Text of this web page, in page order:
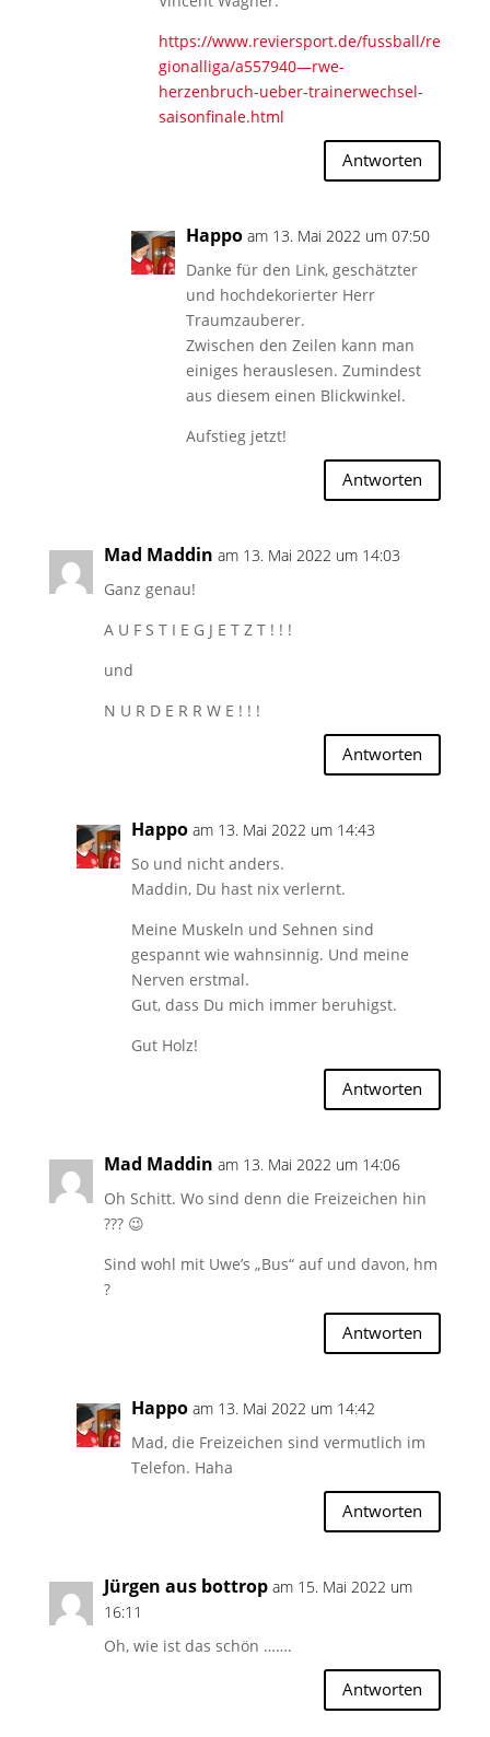
https://www.reviersport.de/fussball/re
gionalliga/a557940—rwe-
herzenbruch-ueber-trainerwechsel-
saisonfinale.html
Antworten
Happo am 13. Mai 2022 um 07:50
Danke für den Link, geschätzter
und hochdekorierter Herr
Traumzauberer.
Zwischen den Zeilen kann man
einiges herauslesen. Zumindest
aus diesem einen Blickwinkel.
Aufstieg jetzt!
Antworten
Mad Maddin am 13. Mai 2022 um 14:03
Ganz genau!
A U F S T I E G J E T Z T ! ! !
und
N U R D E R R W E ! ! !
Antworten
Happo am 13. Mai 2022 um 14:43
So und nicht anders.
Maddin, Du hast nix verlernt.
Meine Muskeln und Sehnen sind
gespannt wie wahnsinnig. Und meine
Nerven erstmal.
Gut, dass Du mich immer beruhigst.
Gut Holz!
Antworten
Mad Maddin am 13. Mai 2022 um 14:06
Oh Schitt. Wo sind denn die Freizeichen hin
??? 😉
Sind wohl mit Uwe’s „Bus“ auf und davon, hm
?
Antworten
Happo am 13. Mai 2022 um 14:42
Mad, die Freizeichen sind vermutlich im
Telefon. Haha
Antworten
Jürgen aus bottrop am 15. Mai 2022 um
16:11
Oh, wie ist das schön …….
Antworten